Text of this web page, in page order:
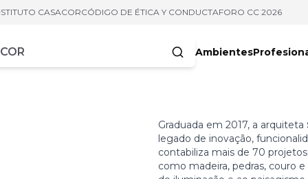
CASACORCÓDIGO DE ÉTICA Y CONDUCTAFORO CC 2026
Ambientes
Graduada em 2017, a arquiteta
legado de inovação,
contabiliza mais de 70
como madeira, pedras, couro